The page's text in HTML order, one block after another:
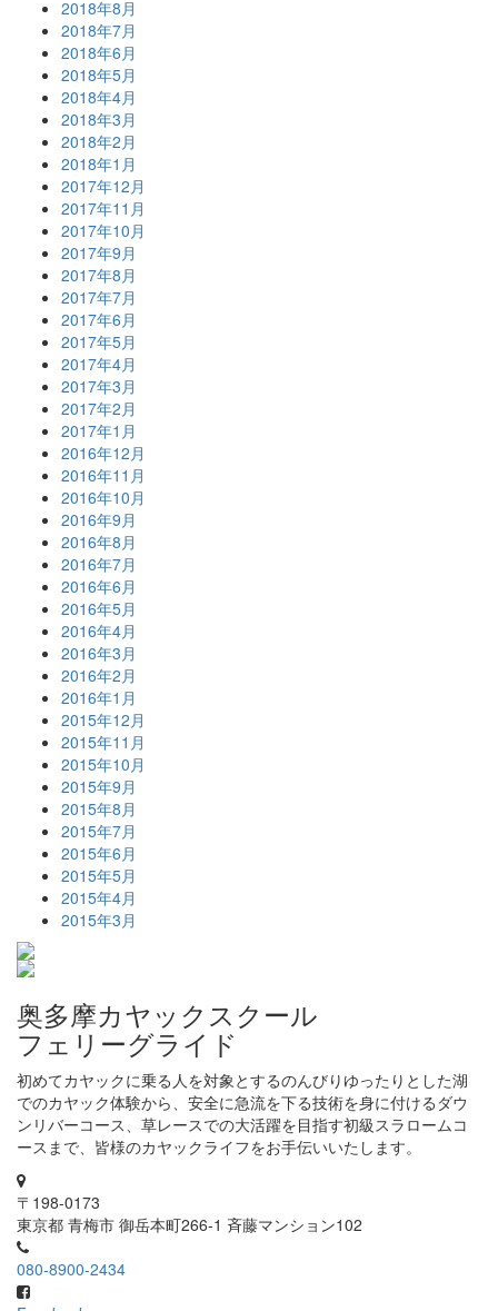
2018年8月
2018年7月
2018年6月
2018年5月
2018年4月
2018年3月
2018年2月
2018年1月
2017年12月
2017年11月
2017年10月
2017年9月
2017年8月
2017年7月
2017年6月
2017年5月
2017年4月
2017年3月
2017年2月
2017年1月
2016年12月
2016年11月
2016年10月
2016年9月
2016年8月
2016年7月
2016年6月
2016年5月
2016年4月
2016年3月
2016年2月
2016年1月
2015年12月
2015年11月
2015年10月
2015年9月
2015年8月
2015年7月
2015年6月
2015年5月
2015年4月
2015年3月
奥多摩カヤックスクール
フェリーグライド
初めてカヤックに乗る人を対象とするのんびりゆったりとした湖
でのカヤック体験から、安全に急流を下る技術を身に付けるダウ
ンリバーコース、草レースでの大活躍を目指す初級スラロームコ
ースまで、皆様のカヤックライフをお手伝いいたします。
〒198-0173
東京都 青梅市 御岳本町266-1 斉藤マンション102
080-8900-2434